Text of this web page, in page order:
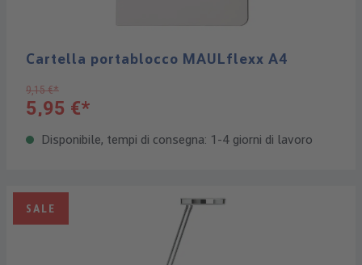
Cartella portablocco MAULflexx A4
9,15 €*
5,95 €*
Disponibile, tempi di consegna: 1-4 giorni di lavoro
SALE